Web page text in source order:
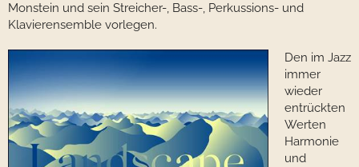
Monstein und sein Streicher-, Bass-, Perkussions- und
Klavierensemble vorlegen.
Den im Jazz
immer
wieder
entrückten
Werten
Harmonie
und